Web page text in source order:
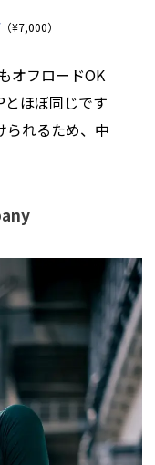
（¥7,000）
オフロードOK
ほぼ同じです
られるため、中